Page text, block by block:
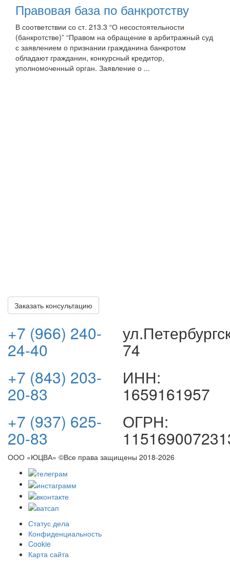
Правовая база по банкротству
В соответствии со ст. 213.3 “О несостоятельности
(банкротстве)” “Правом на обращение в арбитражный суд
с заявлением о признании гражданина банкротом
обладают гражданин, конкурсный кредитор,
уполномоченный орган. Заявление о ...
Заказать консультацию
+7 (966) 240-
24-40
+7 (843) 203-
20-83
+7 (937) 625-
20-83
74
ИНН:
1659161957
ОГРН:
ООО «ЮЦВА» ©Все права защищены 2018-2026
Статус дела
Конфиденциальность
Cookie
Карта сайта